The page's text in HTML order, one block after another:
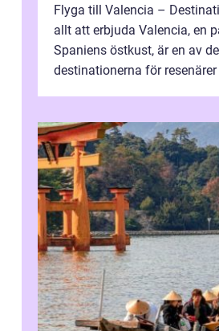
Flyga till Valencia –
allt att erbjuda Valencia, en
Spaniens östkust, är en av
destinationerna för